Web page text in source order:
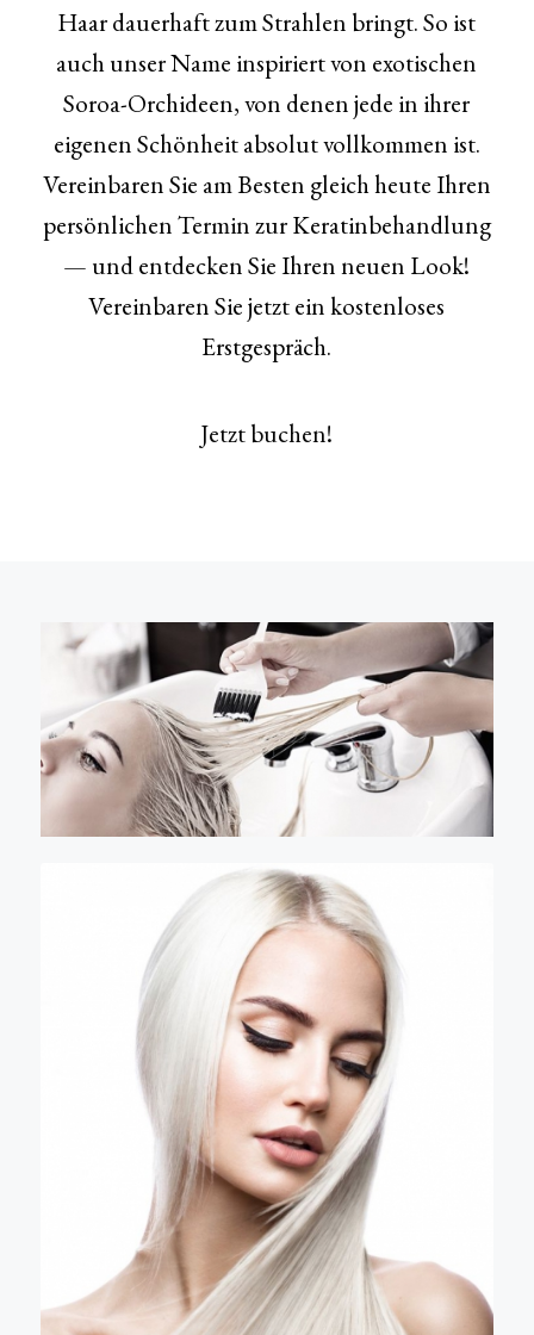
Haar dauerhaft zum Strahlen bringt. So ist
auch unser Name inspiriert von exotischen
Soroa-Orchideen, von denen jede in ihrer
eigenen Schönheit absolut vollkommen ist.
Vereinbaren Sie am Besten gleich heute Ihren
persönlichenTerminzur Keratinbehandlung
— und entdecken Sie Ihren neuen Look!
Vereinbaren Sie jetzt ein kostenloses
Erstgespräch.
Jetzt buchen!